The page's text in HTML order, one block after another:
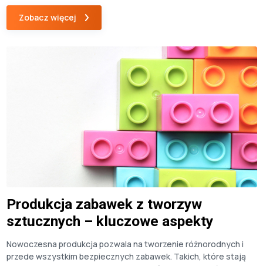
ważną rolę w naszym świecie? W tym artykule znajdziesz
odpowiedzi na te pytania oraz dowiesz […]
Zobacz więcej
Produkcja zabawek z tworzyw
sztucznych – kluczowe aspekty
Nowoczesna produkcja pozwala na tworzenie różnorodnych i
przede wszystkim bezpiecznych zabawek. Takich, które stają